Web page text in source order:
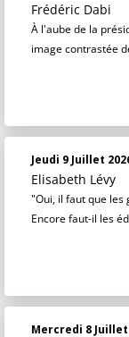
Frédéric Dabi
À l'aube de la
image contrastée
Jeudi 9 Juillet
Elisabeth Lévy
"Oui, il faut que les
Encore faut-il les
Mercredi 8 Juillet